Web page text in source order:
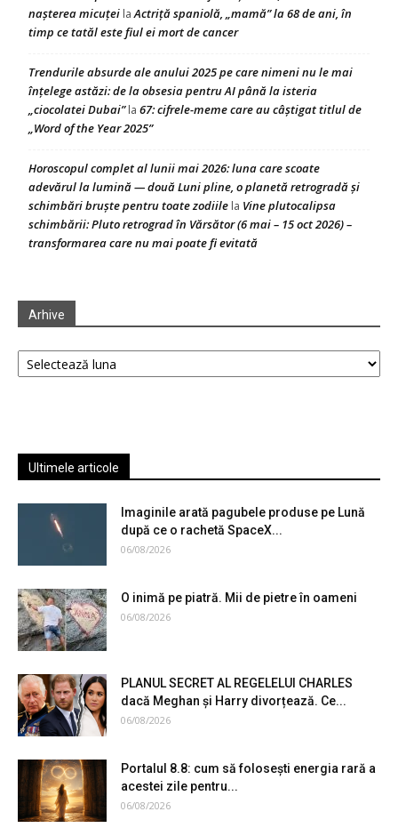
nașterea micuței laActriță spaniolă, „mamă” la 68 de ani, în
timp ce tatăl este fiul ei mort de cancer
Trendurile absurde ale anului 2025 pe care nimeni nu le mai
înțelege astăzi: de la obsesia pentru AI până la isteria
„ciocolatei Dubai”la 67: cifrele-meme care au câștigat titlul de
„Word of the Year 2025”
Horoscopul complet al lunii mai 2026: luna care scoate
adevărul la lumină — două Luni pline, o planetă retrogradă și
schimbări bruște pentru toate zodiile la Vine plutocalipsa
schimbării: Pluto retrograd în Vărsător (6 mai – 15 oct 2026) –
transformarea care nu mai poate fi evitată
Arhive
Arhive
Ultimele articole
Imaginile arată pagubele produse pe Lună
după ce o rachetă SpaceX...
06/08/2026
O inimă pe piatră. Mii de pietre în oameni
06/08/2026
PLANUL SECRET AL REGELELUI CHARLES
dacă Meghan și Harry divorțează. Ce...
06/08/2026
Portalul 8.8: cum să folosești energia rară a
acestei zile pentru...
06/08/2026